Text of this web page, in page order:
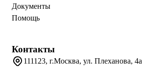
Документы
Помощь
Контакты
111123, г.Москва, ул. Плеханова, 4а